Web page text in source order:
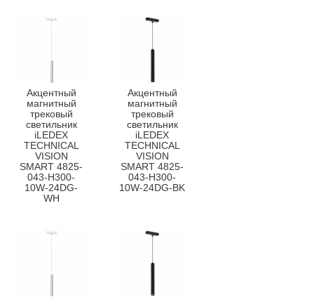
Акцентный
магнитный
трековый
светильник
iLEDEX
TECHNICAL
VISION
SMART 4825-
043-H300-
10W-24DG-
WH
Акцентный
магнитный
трековый
светильник
iLEDEX
TECHNICAL
VISION
SMART 4825-
043-H300-
10W-24DG-BK